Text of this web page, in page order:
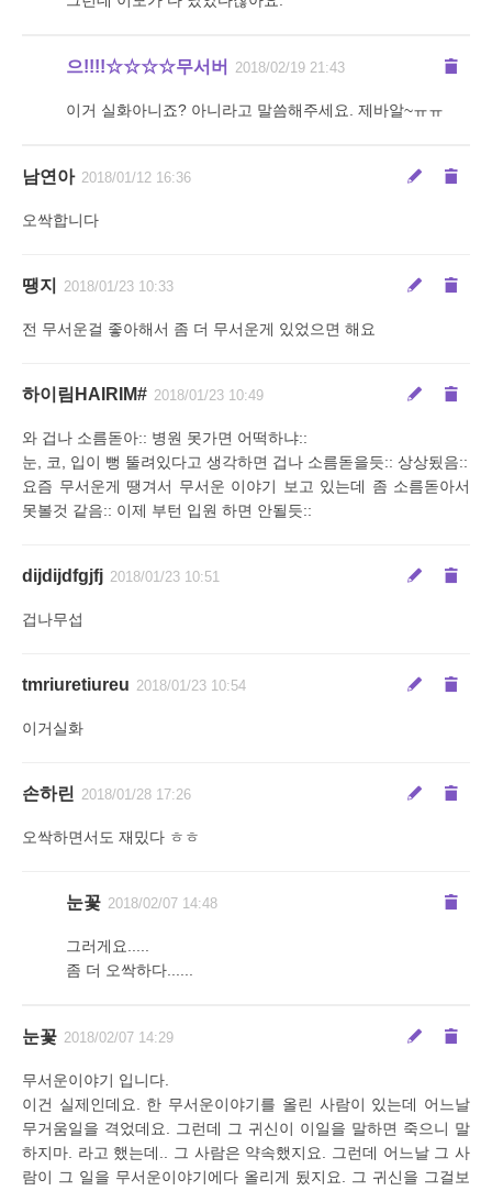
으!!!!☆☆☆☆무서버 2018/02/19 21:43
이거 실화아니죠? 아니라고 말씀해주세요. 제바알~ㅠㅠ
남연아 2018/01/12 16:36
오싹합니다
땡지 2018/01/23 10:33
전 무서운걸 좋아해서 좀 더 무서운게 있었으면 해요
하이림HAIRIM# 2018/01/23 10:49
와 겁나 소름돋아:: 병원 못가면 어떡하냐::
눈, 코, 입이 뻥 뚤려있다고 생각하면 겁나 소름돋을듯:: 상상됬음::
요즘 무서운게 땡겨서 무서운 이야기 보고 있는데 좀 소름돋아서
못볼것 같음:: 이제 부턴 입원 하면 안될듯::
dijdijdfgjfj 2018/01/23 10:51
겁나무섭
tmriuretiureu 2018/01/23 10:54
이거실화
손하린 2018/01/28 17:26
오싹하면서도 재밌다 ㅎㅎ
눈꽃 2018/02/07 14:48
그러게요.....
좀 더 오싹하다......
눈꽃 2018/02/07 14:29
무서운이야기 입니다.
이건 실제인데요. 한 무서운이야기를 올린 사람이 있는데 어느날
무거움일을 격었데요. 그런데 그 귀신이 이일을 말하면 죽으니 말
하지마. 라고 했는데.. 그 사람은 약속했지요. 그런데 어느날 그 사
람이 그 일을 무서운이야기에다 올리게 됬지요. 그 귀신을 그걸보